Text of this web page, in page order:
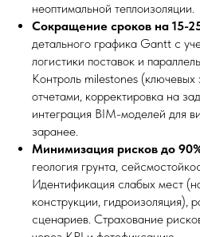
неоптимальной теплоизоляции.
Сокращение сроков на 15-
детального графика Gantt с
логистики поставок и
Контроль milestones
отчетами, корректировка на
интеграция BIM-моделей для
заранее.
Минимизация рисков до
геология грунта,
Идентификация слабых мест
конструкции, гидроизоляция),
сценариев. Страхование